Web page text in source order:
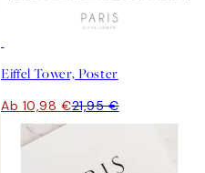
Eiffel Tower, Poster
Ab 10,98 €21,95 €